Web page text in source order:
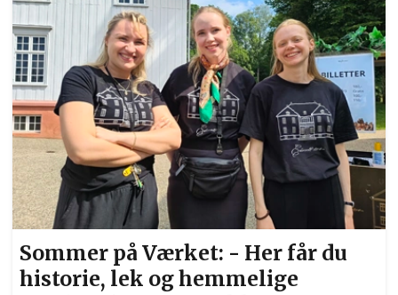
Sommer på Værket: - Her får du
historie, lek og hemmelige